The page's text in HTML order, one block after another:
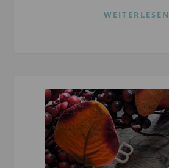
WEITERLESEN